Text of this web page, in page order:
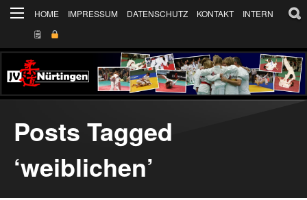
HOME IMPRESSUM DATENSCHUTZ KONTAKT
INTERN
🗒
Posts Tagged
‘weiblichen’